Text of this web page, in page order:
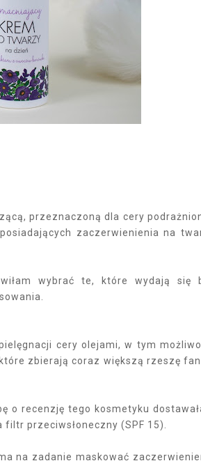
przeznaczoną dla cery
zaczerwienienia na
wybrać te, które wydają się
cery olejami, w tym
zbierają coraz większą rzeszę
o recenzję tego kosmetyku
przeciwsłoneczny (SPF 15).
na zadanie maskować